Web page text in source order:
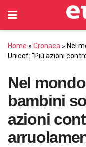
Home » Cronaca » Nel
Unicef: “Più azioni
Nel
bambini
azioni